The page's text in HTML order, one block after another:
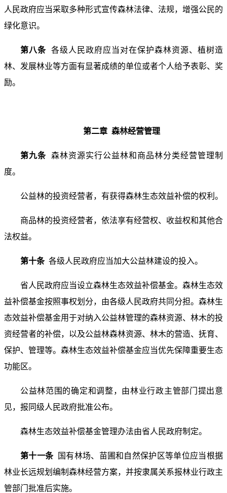
人民政府应当采取多种形式宣传森林法律、法规，增强公民的
绿化意识。
第八条 各级人民政府应当对在保护森林资源、植树造
林、发展林业等方面有显著成绩的单位或者个人给予表彰、奖
励。
第二章 森林经营管理
第九条 森林资源实行公益林和商品林分类经营管理制
度。
公益林的投资经营者，有获得森林生态效益补偿的权利。
商品林的投资经营者，依法享有经营权、收益权和其他合
法权益。
第十条各级人民政府应当加大公益林建设的投入。
省人民政府应当设立森林生态效益补偿基金。森林生态效
益补偿基金按照事权划分，由各级人民政府共同分担。森林生
态效益补偿基金用于对纳入公益林管理的森林资源、林木的投
资经营者的补偿，以及公益林森林资源、林木的营造、抚育、
保护、管理等。森林生态效益补偿基金应当优先保障重要生态
功能区。
公益林范围的确定和调整，由林业行政主管部门提出意
见，报同级人民政府批准公布。
森林生态效益补偿基金管理办法由省人民政府制定。
第十一条国有林场、苗圃和自然保护区等单位应当根据
林业长远规划编制森林经营方案，并按隶属关系报林业行政主
管部门批准后实施。